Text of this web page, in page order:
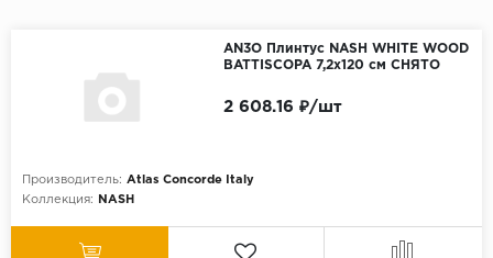
AN3O Плинтус NASH WHITE WOOD
BATTISCOPA 7,2x120 см СНЯТО
Производитель: Atlas Concorde Italy
Коллекция:
NASH
2 608.16 ₽/шт